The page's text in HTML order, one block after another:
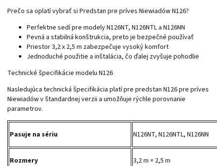
Prečo sa oplatí vybrať si Predstan pre príves Niewiadów N126?
Perfektne sedí pre modely N126NT, N126NTL a N126NN
Pevná a stabilná konštrukcia, preto je bezpečné používať
Priestor 3,2 x 2,5 m zabezpečuje vysoký komfort
Jednoduché použitie a inštalácia, čo ďalej zvyšuje pohodlie
Technické špecifikácie modelu N126
Nasledujúca technická špecifikácia platí pre predstan N126 pre príves
Niewiadów v štandardnej verzii a umožňuje rýchle porovnanie
parametrov.
Pasuje na sériu N126NT, N126NTL, N126NN
Rozmery 3,2 m × 2,5 m